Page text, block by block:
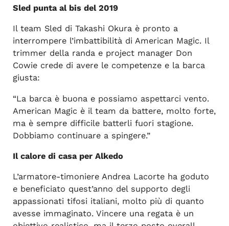
Sled punta al bis del 2019
Il team Sled di Takashi Okura è pronto a
interrompere l’imbattibilità di American Magic. Il
trimmer della randa e project manager Don
Cowie crede di avere le competenze e la barca
giusta:
“La barca è buona e possiamo aspettarci vento.
American Magic è il team da battere, molto forte,
ma è sempre difficile batterli fuori stagione.
Dobbiamo continuare a spingere.”
Il calore di casa per Alkedo
L’armatore-timoniere Andrea Lacorte ha goduto
e beneficiato quest’anno del supporto degli
appassionati tifosi italiani, molto più di quanto
avesse immaginato. Vincere una regata è un